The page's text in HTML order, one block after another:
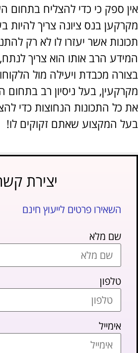
ספק כי כדי להצליח בתחום
בנס ציונה צריך להיות בעל
אשר יעזרו לו לא רק להתנהל
הרב אותו הוא צריך לנתח,
מכבדת ויעילה מול
בעל ניסיון רב בתחום
התכונות הנחוצות כדי
המקצוע שאתם זקוקים לו!
יצירת קשר
השאירו פרטים לייעוץ חינם
שם מלא
טלפון
אימייל